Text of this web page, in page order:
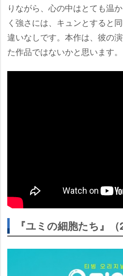
りながら、心の中はとても温
く強さには、キュンとすると
違いなしです。本作は、彼の
た作品ではないかと思います。
『ユミの細胞たち』（